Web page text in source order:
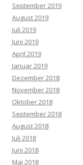
September 2019
August 2019
Juli 2019
Juni 2019
April 2019
Januar 2019
Dezember 2018
November 2018
Oktober 2018
September 2018
August 2018
Juli 2018
Juni 2018
Mai 2018